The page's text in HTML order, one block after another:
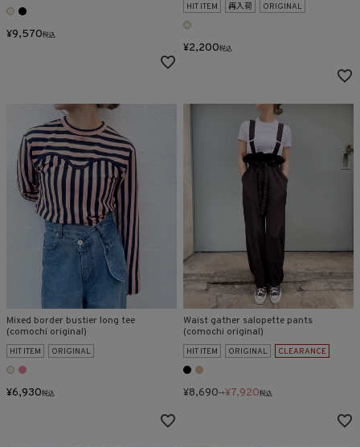
¥9,570税込
HIT ITEM 再入荷 ORIGINAL
¥2,200税込
Mixed border bustier long tee
(comochi original)
HIT ITEM ORIGINAL
¥6,930税込
Waist gather salopette pants
(comochi original)
HIT ITEM ORIGINAL CLEARANCE
¥8,690→¥7,920税込